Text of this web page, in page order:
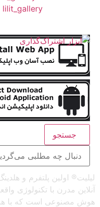
lilit_gallery
جستجو
لیلیت® اولین پلتفرم و
آنلاین مدرن با تکنولوژی
هوش مصنوعی است که با